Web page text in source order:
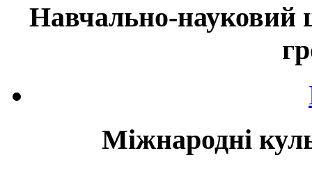
Навчально-науковий
Міжнародні